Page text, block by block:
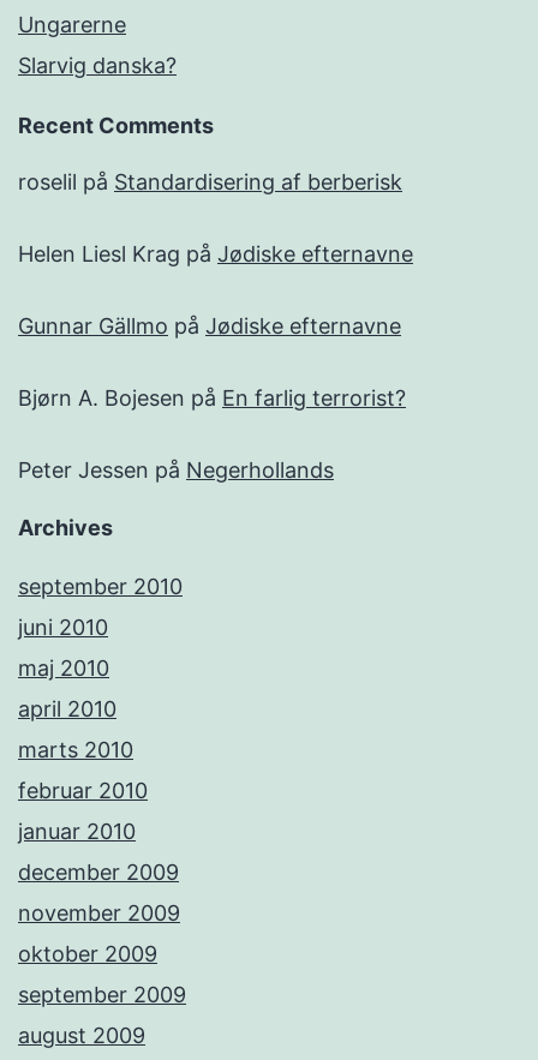
Ungarerne
Slarvig danska?
Recent Comments
roselil på Standardisering af berberisk
Helen Liesl Krag på Jødiske efternavne
Gunnar Gällmo på Jødiske efternavne
Bjørn A. Bojesen på En farlig terrorist?
Peter Jessen på Negerhollands
Archives
september 2010
juni 2010
maj 2010
april 2010
marts 2010
februar 2010
januar 2010
december 2009
november 2009
oktober 2009
september 2009
august 2009